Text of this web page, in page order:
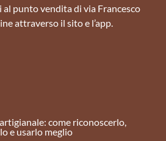
punto vendita di via Francesco
attraverso il sito e l’app.
come riconoscerlo,
e usarlo meglio